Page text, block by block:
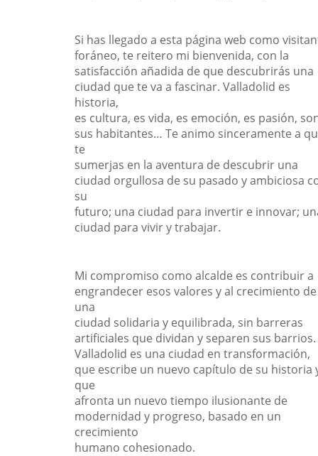
Si has llegado a esta página web como
foráneo, te reitero mi bienvenida, con la
satisfacción añadida de que descubrirás una
ciudad que te va a fascinar. Valladolid es
historia,
es cultura, es vida, es emoción, es pasión,
sus habitantes… Te animo sinceramente a
te
sumerjas en la aventura de descubrir una
ciudad orgullosa de su pasado y ambiciosa
su
futuro; una ciudad para invertir e innovar;
ciudad para vivir y trabajar.
Mi compromiso como alcalde es contribuir a
engrandecer esos valores y al crecimiento de
una
ciudad solidaria y equilibrada, sin barreras
artificiales que dividan y separen sus barrios.
Valladolid es una ciudad en transformación,
que escribe un nuevo capítulo de su historia
que
afronta un nuevo tiempo ilusionante de
modernidad y progreso, basado en un
crecimiento
humano cohesionado.